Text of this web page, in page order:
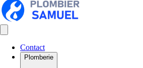
Contact
Plomberie